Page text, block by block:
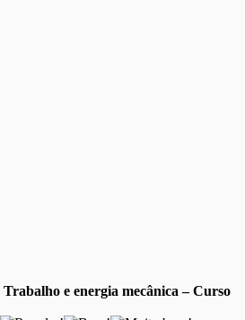
Trabalho e energia mecânica – Curso